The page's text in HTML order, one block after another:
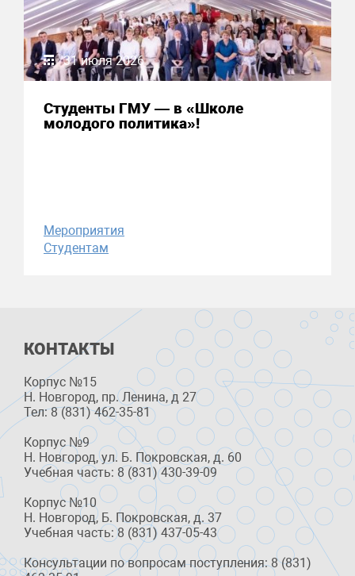
31 июля 2026
Студенты ГМУ — в «Школе
молодого политика»!
Мероприятия
Студентам
КОНТАКТЫ
Корпус №15
Н. Новгород, пр. Ленина, д 27
Тел: 8 (831) 462-35-81
Корпус №9
Н. Новгород, ул. Б. Покровская, д. 60
Учебная часть: 8 (831) 430-39-09
Корпус №10
Н. Новгород, Б. Покровская, д. 37
Учебная часть: 8 (831) 437-05-43
Консультации по вопросам поступления: 8 (831)